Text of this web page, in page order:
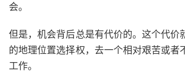
会。
但是，机会背后总是有代价的。这个代价
的地理位置选择权，去一个相对艰苦或者
工作。